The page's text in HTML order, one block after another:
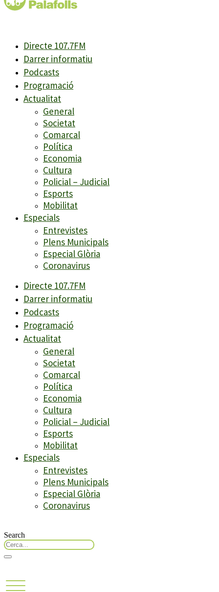
Directe 107.7FM
Darrer informatiu
Podcasts
Programació
Actualitat
General
Societat
Comarcal
Política
Economia
Cultura
Policial – Judicial
Esports
Mobilitat
Especials
Entrevistes
Plens Municipals
Especial Glòria
Coronavirus
Directe 107.7FM
Darrer informatiu
Podcasts
Programació
Actualitat
General
Societat
Comarcal
Política
Economia
Cultura
Policial – Judicial
Esports
Mobilitat
Especials
Entrevistes
Plens Municipals
Especial Glòria
Coronavirus
Search